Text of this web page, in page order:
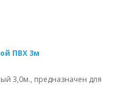
ПВХ 3м
3,0м., предназначен для